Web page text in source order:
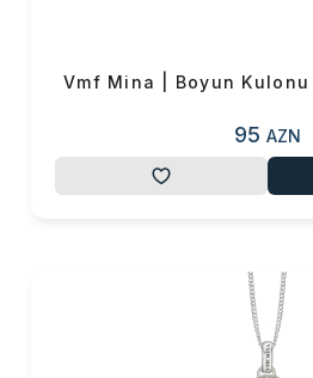
Vmf Mina | Boyun Kulonu
95 AZN